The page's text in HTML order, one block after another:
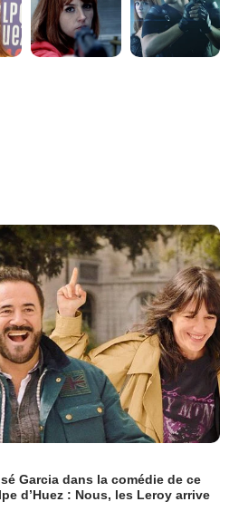
Garcia dans la comédie de ce
d’Huez : Nous, les Leroy arrive